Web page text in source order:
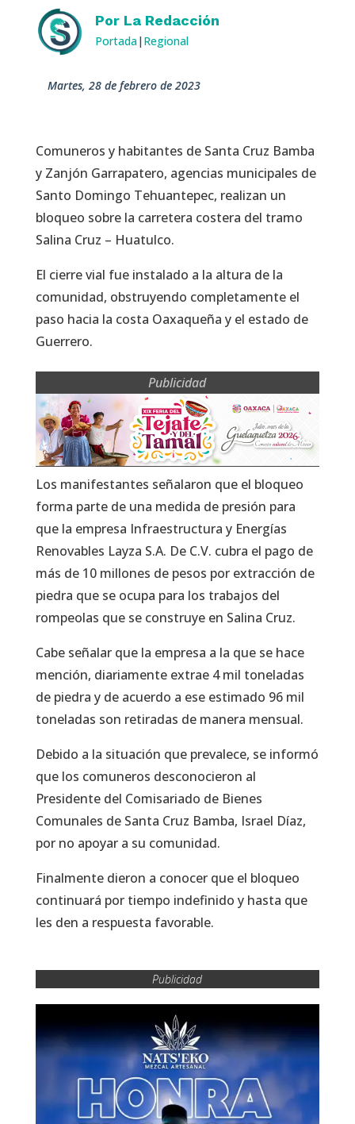
Por La Redacción
Portada| Regional
martes, 28 de febrero de 2023
Comuneros y habitantes de Santa Cruz Bamba
y Zanjón Garrapatero, agencias municipales de
Santo Domingo Tehuantepec, realizan un
bloqueo sobre la carretera costera del tramo
Salina Cruz – Huatulco.
El cierre vial fue instalado a la altura de la
comunidad, obstruyendo completamente el
paso hacia la costa Oaxaqueña y el estado de
Guerrero.
Publicidad
Los manifestantes señalaron que el bloqueo
forma parte de una medida de presión para
que la empresa Infraestructura y Energías
Renovables Layza S.A. De C.V. cubra el pago de
más de 10 millones de pesos por extracción de
piedra que se ocupa para los trabajos del
rompeolas que se construye en Salina Cruz.
Cabe señalar que la empresa a la que se hace
mención, diariamente extrae 4 mil toneladas
de piedra y de acuerdo a ese estimado 96 mil
toneladas son retiradas de manera mensual.
Debido a la situación que prevalece, se informó
que los comuneros desconocieron al
Presidente del Comisariado de Bienes
Comunales de Santa Cruz Bamba, Israel Díaz,
por no apoyar a su comunidad.
Finalmente dieron a conocer que el bloqueo
continuará por tiempo indefinido y hasta que
les den a respuesta favorable.
Publicidad